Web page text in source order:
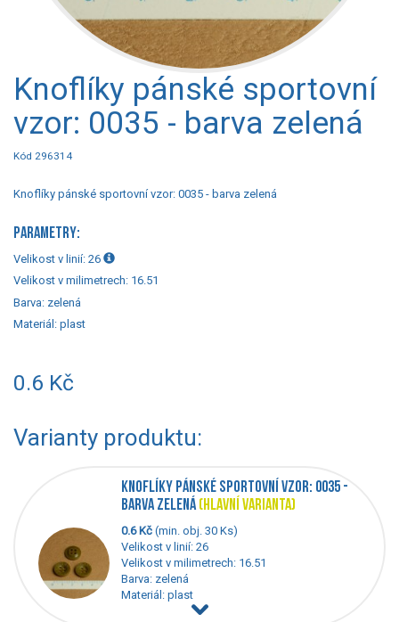
Knoflíky pánské sportovní
vzor: 0035 - barva zelená
Kód 296314
Knoflíky pánské sportovní vzor: 0035 - barva zelená
PARAMETRY:
Velikost v linií: 26
Velikost v milimetrech: 16.51
Barva: zelená
Materiál: plast
0.6 Kč
Varianty produktu:
KNOFLÍKY PÁNSKÉ SPORTOVNÍ VZOR: 0035 -
BARVA ZELENÁ(HLAVNÍ VARIANTA)
0.6 Kč (min. obj. 30 Ks)
Velikost v linií: 26
Velikost v milimetrech: 16.51
Barva: zelená
Materiál: plast